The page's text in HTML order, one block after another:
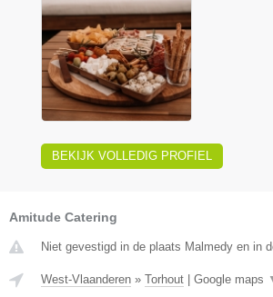
BEKIJK VOLLEDIG PROFIEL
Amitude Catering
Niet gevestigd in de plaats Malmedy en in
West-Vlaanderen » Torhout | Google maps